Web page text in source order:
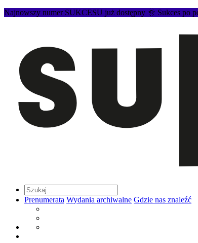
Najnowszy numer SUKCESU już dostępny 🌞 Sukces po
Prenumerata Wydania archiwalne Gdzie nas znaleźć